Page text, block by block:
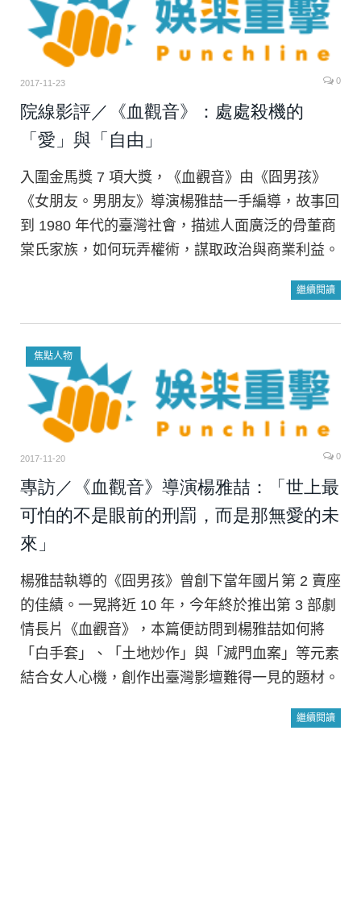
2017-11-23 0
院線影評／《血觀音》：處處殺機的
「愛」與「自由」
入圍金馬獎 7 項大獎，《血觀音》由《囧男孩》
《女朋友。男朋友》導演楊雅喆一手編導，故事回
到 1980 年代的臺灣社會，描述人面廣泛的骨董商
棠氏家族，如何玩弄權術，謀取政治與商業利益。
繼續閱讀
焦點人物
2017-11-20 0
專訪／《血觀音》導演楊雅喆：「世上最
可怕的不是眼前的刑罰，而是那無愛的未
來」
楊雅喆執導的《囧男孩》曾創下當年國片第 2 賣座
的佳績。一晃將近 10 年，今年終於推出第 3 部劇
情長片《血觀音》，本篇便訪問到楊雅喆如何將
「白手套」、「土地炒作」與「滅門血案」等元素
結合女人心機，創作出臺灣影壇難得一見的題材。
繼續閱讀